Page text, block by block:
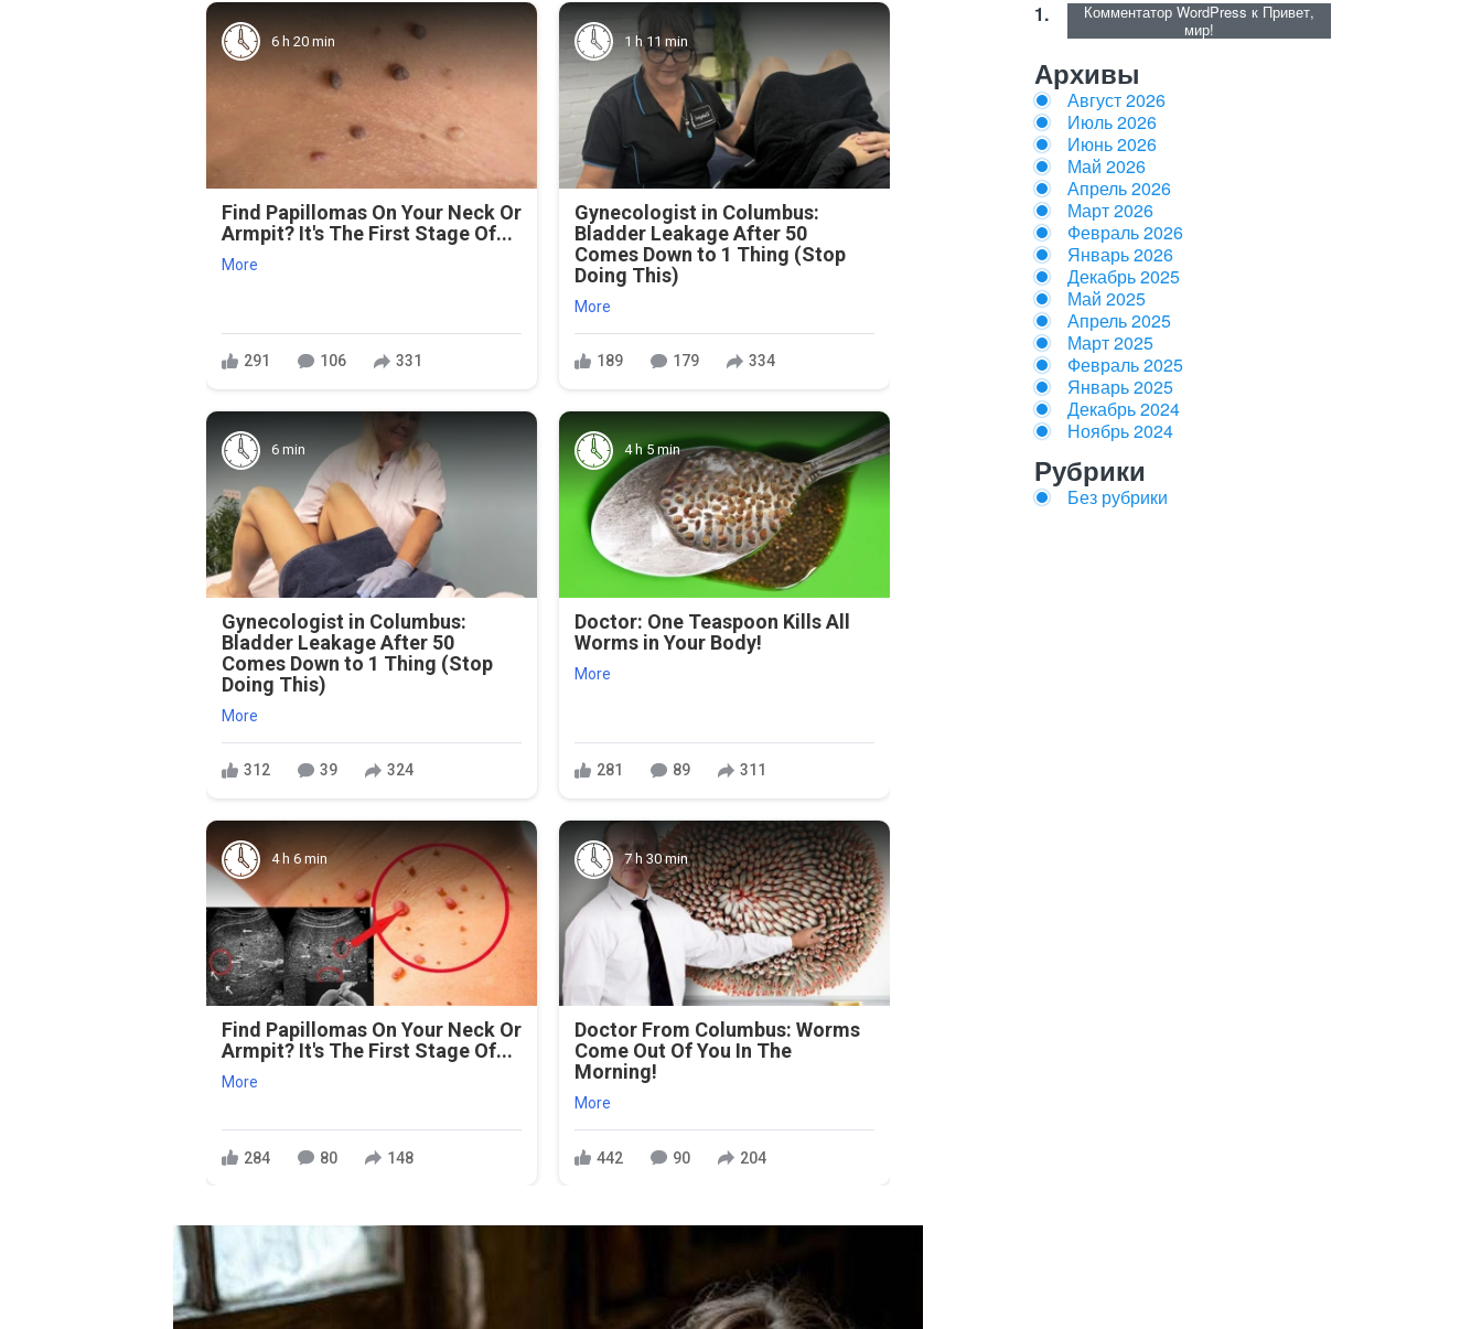
6 h 20 min
Find Papillomas On Your Neck Or
Armpit? It's The First Stage Of...
More
291 106 331
1 h 11 min
Gynecologist in Columbus:
Bladder Leakage After 50
Comes Down to 1 Thing (Stop
Doing This)
More
189 179 334
6 min
Gynecologist in Columbus:
Bladder Leakage After 50
Comes Down to 1 Thing (Stop
Doing This)
More
312 39 324
4 h 5 min
Doctor: One Teaspoon Kills All
Worms in Your Body!
More
281 89 311
4 h 6 min
Find Papillomas On Your Neck Or
Armpit? It's The First Stage Of...
More
284 80 148
7 h 30 min
Doctor From Columbus: Worms
Come Out Of You In The
Morning!
More
442 90 204
Комментатор WordPress к Привет,
мир!
Архивы
Август 2026
Июль 2026
Июнь 2026
Май 2026
Апрель 2026
Март 2026
Февраль 2026
Январь 2026
Декабрь 2025
Май 2025
Апрель 2025
Март 2025
Февраль 2025
Январь 2025
Декабрь 2024
Ноябрь 2024
Рубрики
Без рубрики